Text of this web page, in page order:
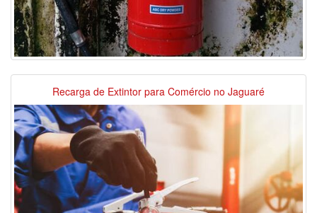
Recarga de Extintor para Comércio no Jaguaré